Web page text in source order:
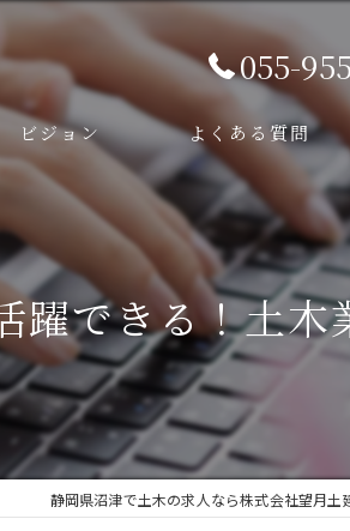
055-
ビジョン よくある質問
躍できる！土木
静岡県沼津で土木の求人なら株式会社望月土